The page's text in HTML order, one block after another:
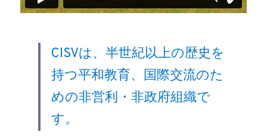
CISVは、半世紀以上の歴史を
持つ平和教育、国際交流のた
めの非営利・非政府組織で
す。